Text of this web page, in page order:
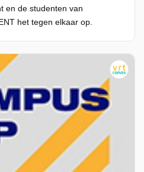
en de studenten van
het tegen elkaar op.